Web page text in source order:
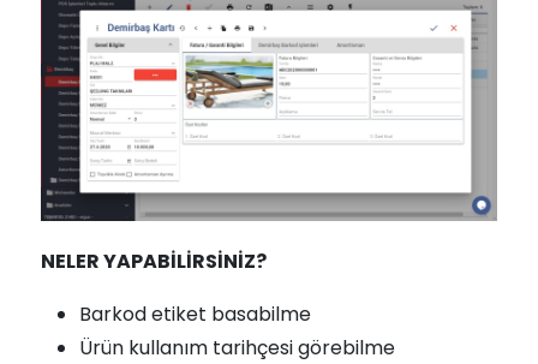
NELER YAPABİLİRSİNİZ?
Barkod etiket basabilme
Ürün kullanım tarihçesi görebilme